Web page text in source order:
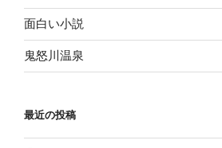
面白い小説
鬼怒川温泉
最近の投稿